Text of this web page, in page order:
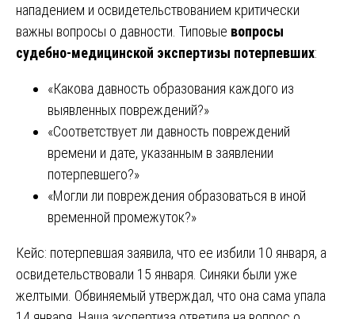
нападением и освидетельствованием критически
важны вопросы о давности. Типовые вопросы
судебно-медицинской экспертизы потерпевших:
«Какова давность образования каждого из
выявленных повреждений?»
«Соответствует ли давность повреждений
времени и дате, указанным в заявлении
потерпевшего?»
«Могли ли повреждения образоваться в иной
временной промежуток?»
Кейс: потерпевшая заявила, что ее избили 10 января, а
освидетельствовали 15 января. Синяки были уже
желтыми. Обвиняемый утверждал, что она сама упала